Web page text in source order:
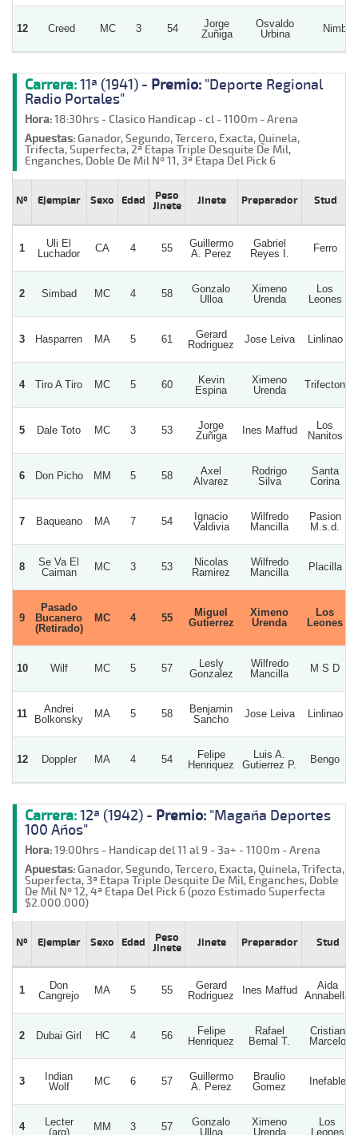
12 Creed MC 3 54
Jorge
Zuñiga
Osvaldo
Urbina
Nimble
Carrera:11ª (1941) - Premio: "Deporte Regional
Radio Portales"
Hora:18:30hrs - Clasico Handicap - cl - 1100m - Arena
Apuestas:Ganador, Segundo, Tercero, Exacta, Quinela,
Trifecta, Superfecta, 2ª Etapa Triple Desquite De Mil,
Enganches, Doble De Mil Nº 11, 3ª Etapa Del Pick 6
Nº Ejemplar Sexo Edad
Peso
Jinete
Jinete Preparador Stud
1
Uli El
Luchador
CA 4 55
Guillermo
A. Perez
Gabriel
Reyes I.
Ferro
2 Simbad MC 4 58
Gonzalo
Ulloa
Ximeno
Urenda
Los
Leones
3 Hasparren MA 5 61
Gerard
Rodriguez
Jose Leiva Linlinao
4 Tiro A Tiro MC 5 60
Kevin
Espina
Ximeno
Urenda
Trifecton
5 Dale Toto MC 3 53
Jorge
Zuñiga
Ines Maffud
Los
Nanitos
6 Don Picho MM 5 58
Axel
Alvarez
Rodrigo
Silva
Santa
Corina
7 Baqueano MA 7 54
Ignacio
Valdivia
Wilfredo
Mancilla
Pasion
M.s.d.
8
Se Va El
Caiman
MC 3 53
Nicolas
Ramirez
Wilfredo
Mancilla
Placilla
9
Pasado
Bucanero
(Retirado)
MC 4 55
Miguel
Gutierrez
Ximeno
Urenda
Los
Leones
10 Wilf MC 5 57
Lesly
Gonzalez
Wilfredo
Mancilla
M S D
11
Andrei
Bolkonsky
MA 5 58
Benjamin
Sancho
Jose Leiva Linlinao
12 Doppler MA 4 54
Felipe
Henriquez
Luis A.
Gutierrez P.
Bengo
Carrera:12ª (1942) - Premio: "Magaña Deportes
100 Años"
Hora:19:00hrs - Handicap del 11 al 9 - 3a+ - 1100m - Arena
Apuestas:Ganador, Segundo, Tercero, Exacta, Quinela, Trifecta,
Superfecta, 3ª Etapa Triple Desquite De Mil, Enganches, Doble
De Mil Nº 12, 4ª Etapa Del Pick 6 (pozo Estimado Superfecta
$2.000.000)
Nº Ejemplar Sexo Edad
Peso
Jinete
Jinete Preparador Stud
1
Don
Cangrejo
MA 5 55
Gerard
Rodriguez
Ines Maffud
Aida
Annabella
2 Dubai Girl HC 4 56
Felipe
Henriquez
Rafael
Bernal T.
Cristian
Marcelo
3
Indian
Wolf
MC 6 57
Guillermo
A. Perez
Braulio
Gomez
Inefable
4
Lecter
(arg)
MM 3 57
Gonzalo
Ulloa
Ximeno
Urenda
Los
Leones